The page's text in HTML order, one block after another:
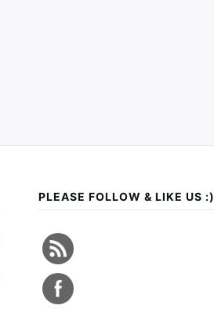
PLEASE FOLLOW & LIKE US :)